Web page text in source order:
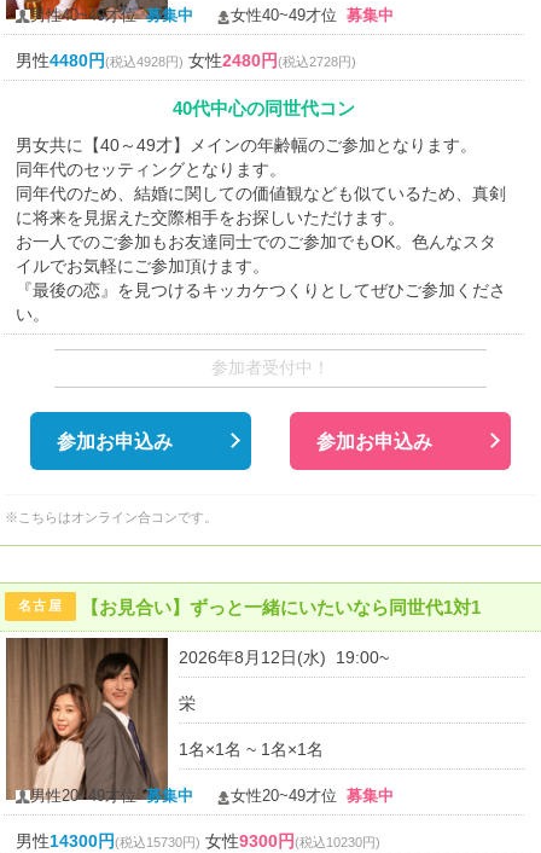
男性40~49才位募集中 女性40~49才位 募集中
男性4480円(税込4928円) 女性2480円(税込2728円)
40代中心の同世代コン
男女共に【40～49才】メインの年齢幅のご参加となります。
同年代のセッティングとなります。
同年代のため、結婚に関しての価値観なども似ているため、真剣
に将来を見据えた交際相手をお探しいただけます。
お一人でのご参加もお友達同士でのご参加でもOK。色んなスタ
イルでお気軽にご参加頂けます。
『最後の恋』を見つけるキッカケつくりとしてぜひご参加くださ
い。
参加者受付中！
参加お申込み 参加お申込み
※こちらはオンライン合コンです。
名古屋 【お見合い】ずっと一緒にいたいなら同世代1対1
2026年8月12日(水) 19:00~
栄
1名×1名 ~ 1名×1名
男性20~49才位募集中 女性20~49才位 募集中
男性14300円(税込15730円) 女性9300円(税込10230円)